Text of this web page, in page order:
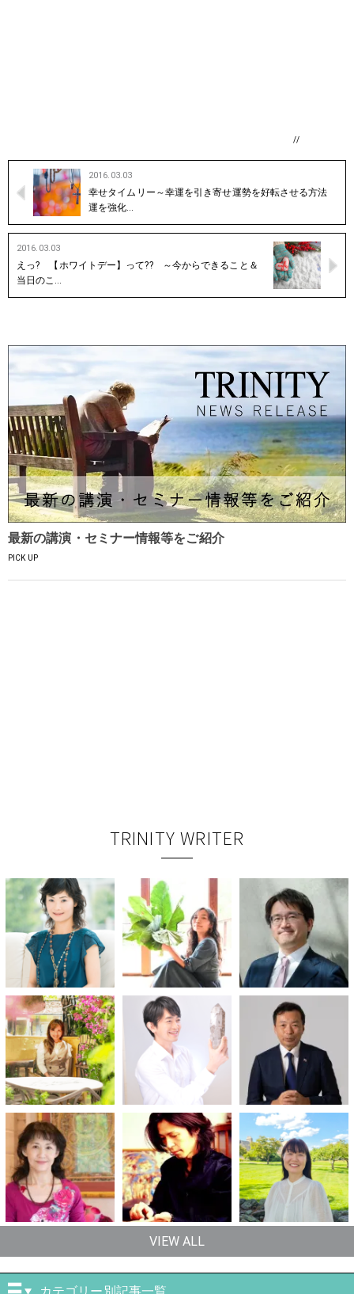
//
2016.03.03
幸せタイムリー～幸運を引き寄せ運勢を好転させる方法
運を強化…
2016.03.03
えっ? 【ホワイトデー】って?? ～今からできること＆
当日のこ…
最新の講演・セミナー情報等をご紹介
PICK UP
TRINITY WRITER
VIEW ALL
カテゴリー別記事一覧